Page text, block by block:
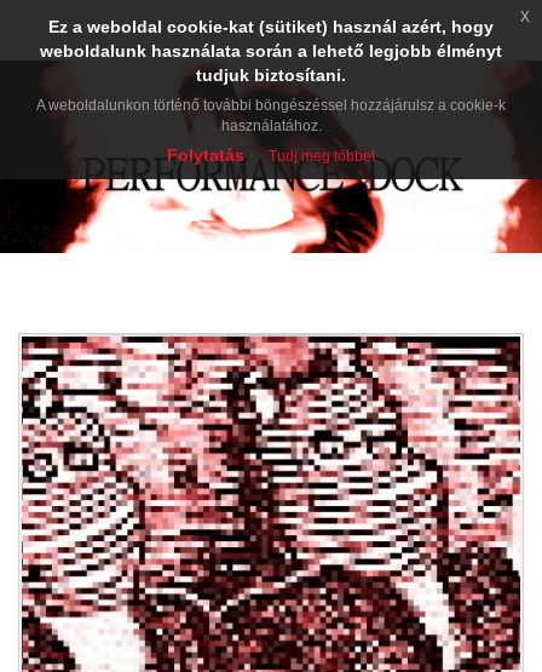
Ez a weboldal cookie-kat (sütiket) használ azért, hogy
weboldalunk használata során a lehető legjobb élményt
tudjuk biztosítani.
A weboldalunkon történő további böngészéssel hozzájárulsz a cookie-k
használatához.
Folytatás Tudj meg többet
x